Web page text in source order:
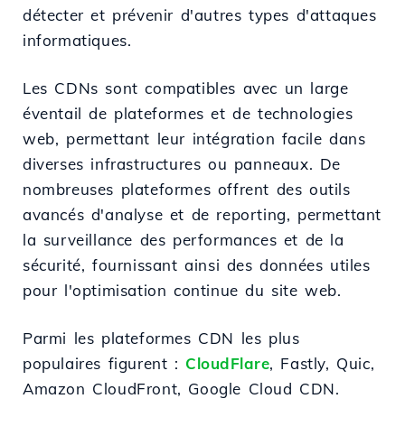
détecter et prévenir d'autres types d'attaques
informatiques.
Les CDNs sont compatibles avec un large
éventail de plateformes et de technologies
web, permettant leur intégration facile dans
diverses infrastructures ou panneaux. De
nombreuses plateformes offrent des outils
avancés d'analyse et de reporting, permettant
la surveillance des performances et de la
sécurité, fournissant ainsi des données utiles
pour l'optimisation continue du site web.
Parmi les plateformes CDN les plus
populaires figurent : CloudFlare, Fastly, Quic,
Amazon CloudFront, Google Cloud CDN.